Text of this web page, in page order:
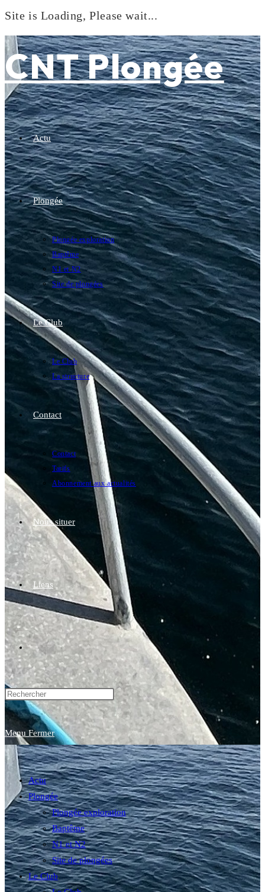
Site is Loading, Please wait...
to
content
CNT Plongée
Actu
Plongée
Plongée exploration
Baptême
N1 et N2
Site de plongées
Le Club
Le Club
La structure
Contact
Contact
Tarifs
Abonnement aux actualités
Nous situer
Liens
Toggle
website
search
Menu Fermer
Actu
Plongée
Plongée exploration
Baptême
N1 et N2
Site de plongées
Le Club